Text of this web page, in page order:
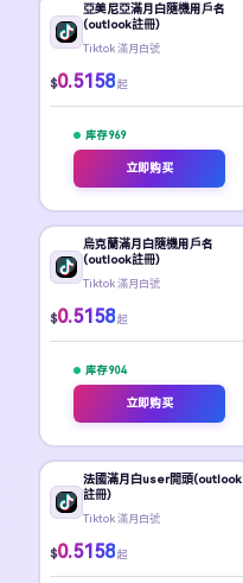
亞美尼亞滿月白隨機用戶名
(outlook註冊)
Tiktok 滿月白號
$0.5158 起
库存 969
立即购买
烏克蘭滿月白隨機用戶名
(outlook註冊)
Tiktok 滿月白號
$0.5158 起
库存 904
立即购买
法國滿月白user開頭(outlook
註冊)
Tiktok 滿月白號
$0.5158 起